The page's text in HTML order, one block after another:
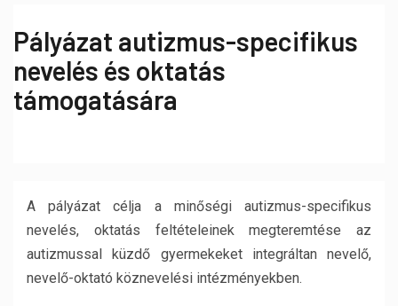
Pályázat autizmus-specifikus
nevelés és oktatás
támogatására
A pályázat célja a minőségi autizmus-specifikus
nevelés, oktatás feltételeinek megteremtése az
autizmussal küzdő gyermekeket integráltan nevelő,
nevelő-oktató köznevelési intézményekben.